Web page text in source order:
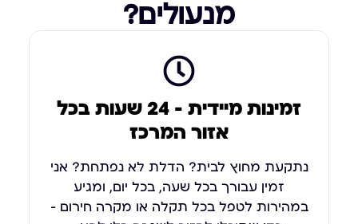
מנעולים?
זמינות מיידית – 24 שעות בכל
אזור המרכז
נתקעת מחוץ לבית? הדלת לא נפתחת? אני
זמין עבורך בכל שעה, בכל יום, ומגיע
במהירות לטפל בכל תקלה או מקרה חירום –